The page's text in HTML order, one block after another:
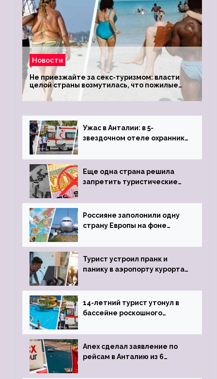
Новости
Не приезжайте за секс-туризмом: власти
целой страны возмутилась, что пожилые
туристки массово едут к ним, чтобы
обзавестись молодыми любовниками
Ужас в Анталии: в 5-
звездочном отеле охранник
пистолета
Еще одна страна решила
запретить туристические
Россияне заполонили одну
страну Европы на фоне
виз
Турист устроил пранк и
панику в аэропорту курорта,
задержке рейса
14-летний турист утонул в
бассейне роскошного
Anex сделал заявление по
рейсам в Анталию из 6